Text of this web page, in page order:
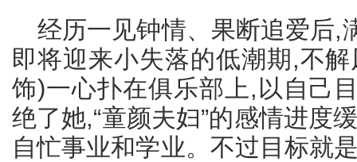
经历一见钟情、果断追爱后,
即将迎来小失落的低潮期,不
饰)一心扑在俱乐部上,以自己
绝了她,“童颜夫妇”的感情进度
自忙事业和学业。不过目标就